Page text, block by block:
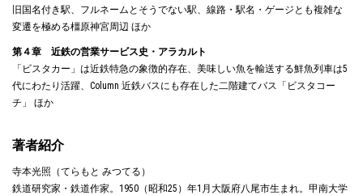
旧国名付き駅、フルネームとそうでない駅、線路・駅名・ゲージとも複雑な
変遷を極める橿原神宮周辺 ほか
第４章 近鉄の営業サービス史・アラカルト
「ビスタカー」は近鉄特急の象徴的存在、美味しい魚を輸送する鮮魚列車は5
代にわたり活躍、Column 近鉄バスにも存在した二階建てバス「ビスタコー
チ」 ほか
著者紹介
寺本光照（てらもと みつてる）
鉄道研究家・鉄道作家。1950（昭和25）年1月大阪府八尾市生まれ。甲南大学